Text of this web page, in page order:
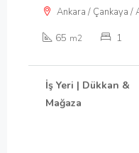
Ankara / Çankaya /
65 m2 1
İş Yeri | Dükkan &
Mağaza